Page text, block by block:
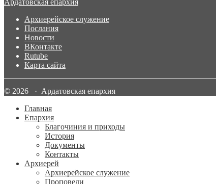
Архиерейское служение
Послания
Новости
ВКонтакте
Rutube
Карта сайта
© 2026 · Ардатовская епархия
Главная
Епархия
Благочиния и приходы
История
Документы
Контакты
Архиерей
Архиерейское служение
Проповеди